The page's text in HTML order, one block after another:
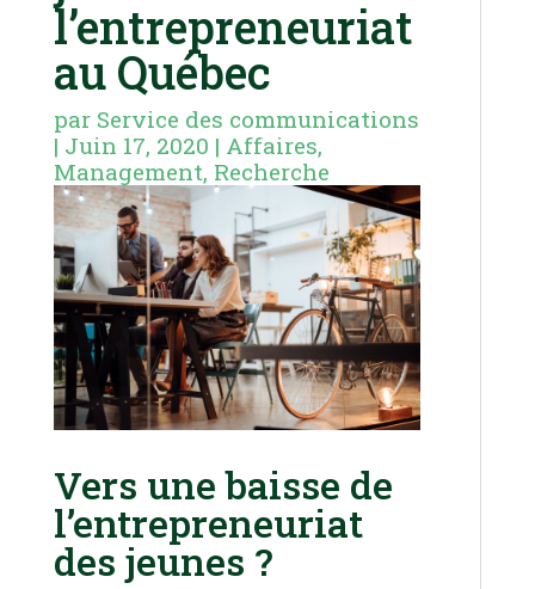
l’entrepreneuriat
au Québec
par Service des communications
| Juin 17, 2020 | Affaires,
Management, Recherche
Vers une baisse de
l’entrepreneuriat
des jeunes ?